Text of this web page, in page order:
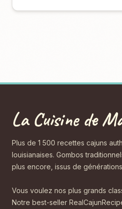
La Cuisine de
Plus de 1 500 recettes cajuns
louisianaises. Gombos
plus encore, issus de
Vous voulez nos plus grands
Notre best-seller